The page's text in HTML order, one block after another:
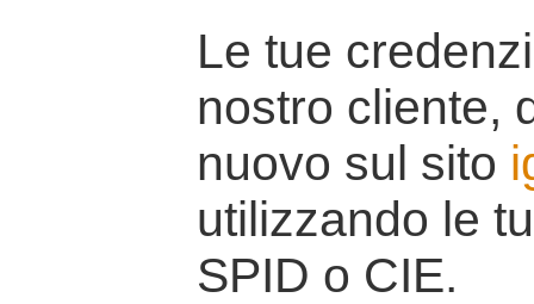
Le tue
nostro cliente,
nuovo sul sito
utilizzando le
SPID o CIE.